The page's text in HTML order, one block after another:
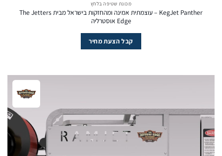
מכונת שטיפה בלחץ
KegJet Panther – עוצמתית אמינה ומהחזקות בישראל מבית The Jetters
Edge אוסטרליה
קבל הצעת מחיר